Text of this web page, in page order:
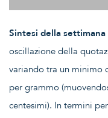
Sintesi della settimana
oscillazione della
variando tra un minimo
per grammo
centesimi). In termini